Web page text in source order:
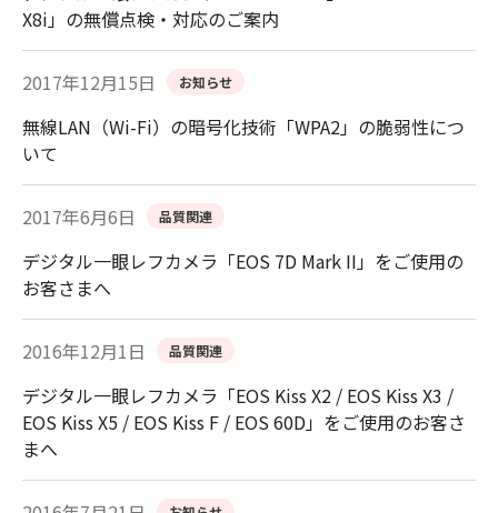
X8i」の無償点検・対応のご案内
2017年12月15日 お知らせ
無線LAN（Wi-Fi）の暗号化技術「WPA2」の脆弱性につ
いて
2017年6月6日 品質関連
デジタル一眼レフカメラ「EOS 7D Mark II」をご使用の
お客さまへ
2016年12月1日 品質関連
デジタル一眼レフカメラ「EOS Kiss X2 / EOS Kiss X3 /
EOS Kiss X5 / EOS Kiss F / EOS 60D」をご使用のお客さ
まへ